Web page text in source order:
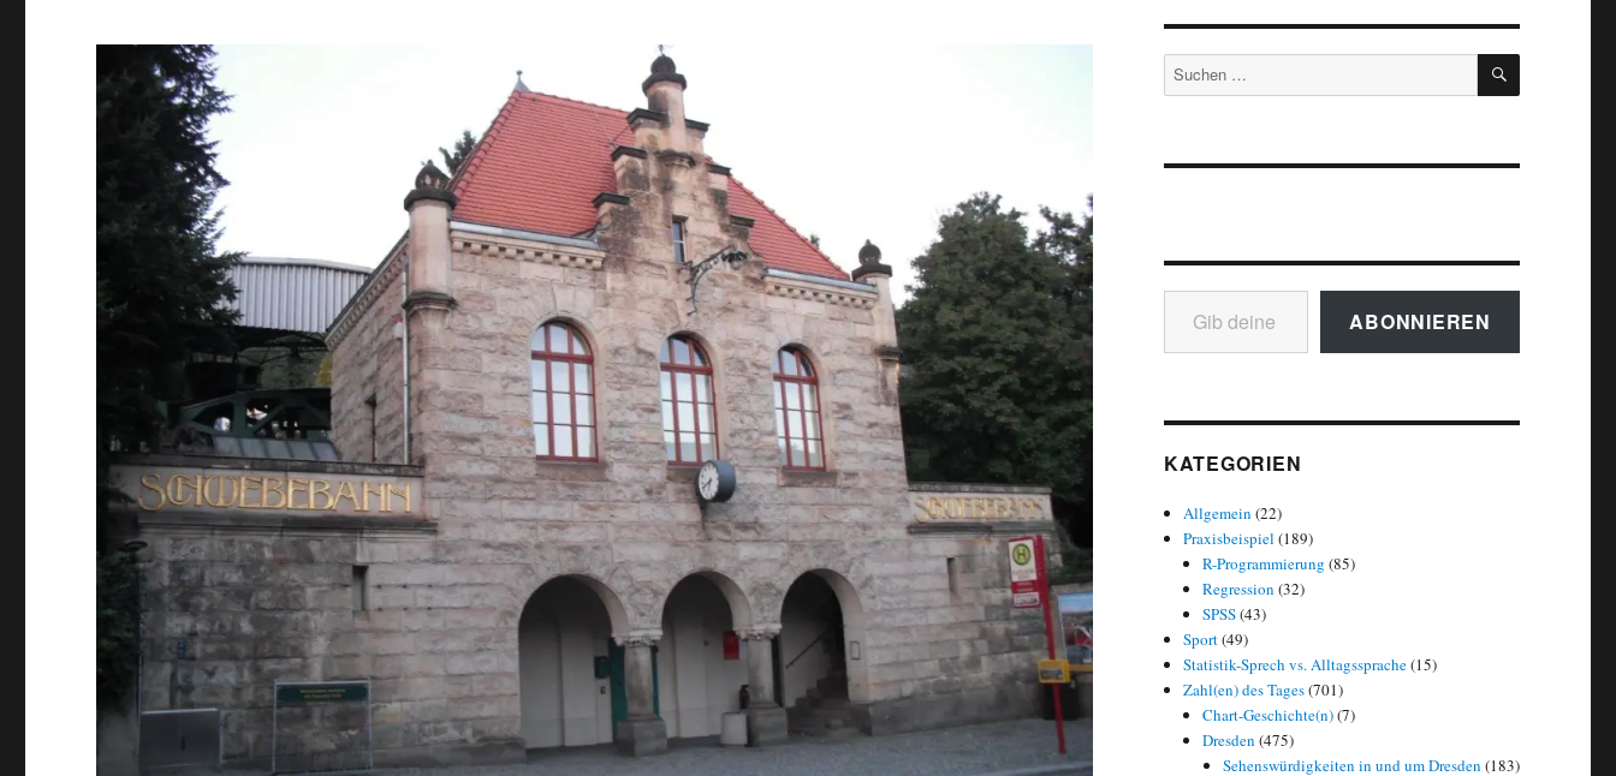
Suchen
nach:
SUCHEN
Gib deine E-Mail-Adresse ein ...
ABONNIEREN
KATEGORIEN
Allgemein (22)
Praxisbeispiel (189)
R-Programmierung (85)
Regression (32)
SPSS(43)
Sport(49)
Statistik-Sprech vs. Alltagssprache(15)
Zahl(en) des Tages(701)
Chart-Geschichte(n)(7)
Dresden (475)
Sehenswürdigkeiten in und um Dresden (183)